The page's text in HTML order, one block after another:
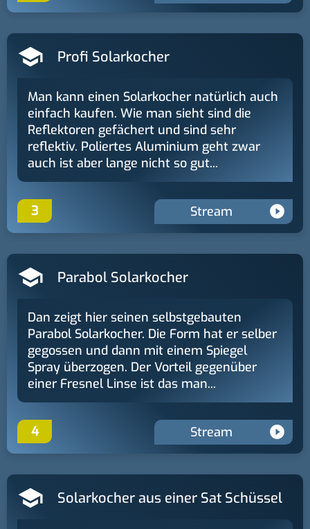
Profi Solarkocher
Man kann einen Solarkocher natürlich auch
einfach kaufen. Wie man sieht sind die
Reflektoren gefächert und sind sehr
reflektiv. Poliertes Aluminium geht zwar
auch ist aber lange nicht so gut...
3 Stream
Parabol Solarkocher
Dan zeigt hier seinen selbstgebauten
Parabol Solarkocher. Die Form hat er selber
gegossen und dann mit einem Spiegel
Spray überzogen. Der Vorteil gegenüber
einer Fresnel Linse ist das man...
4 Stream
Solarkocher aus einer Sat Schüssel